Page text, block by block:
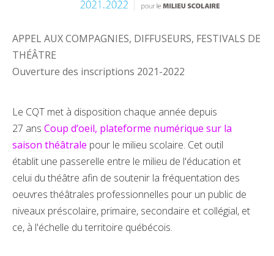
APPEL AUX COMPAGNIES, DIFFUSEURS, FESTIVALS DE
THÉÂTRE
Ouverture des inscriptions 2021-2022
Le CQT met à disposition chaque année depuis
27 ans Coup d’oeil, plateforme numérique sur la
saison théâtrale pour le milieu scolaire. Cet outil
établit une passerelle entre le milieu de l'éducation et
celui du théâtre afin de soutenir la fréquentation des
oeuvres théâtrales professionnelles pour un public de
niveaux préscolaire, primaire, secondaire et collégial, et
ce, à l'échelle du territoire québécois.